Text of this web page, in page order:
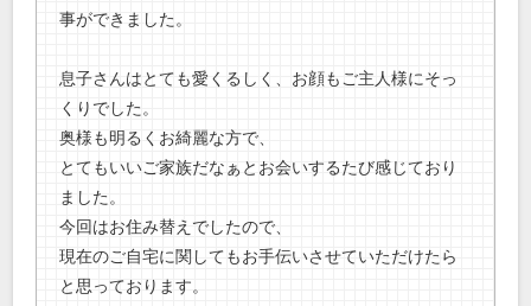
事ができました。
息子さんはとても愛くるしく、お顔もご主人様にそっ
くりでした。
奥様も明るくお綺麗な方で、
とてもいいご家族だなぁとお会いするたび感じており
ました。
今回はお住み替えでしたので、
現在のご自宅に関してもお手伝いさせていただけたら
と思っております。